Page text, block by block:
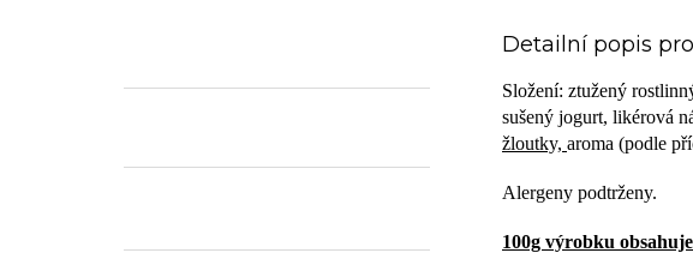
Detailní popis
Složení: ztužený
sušený jogurt, likérová
žloutky, aroma (podle
Alergeny podtrženy.
100g výrobku